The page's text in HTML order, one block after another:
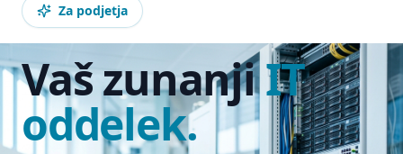
Za podjetja
Vaš zunanjiIT
oddelek.